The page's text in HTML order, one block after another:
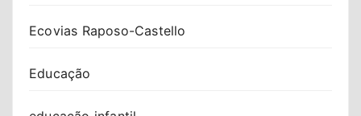
Ecovias Raposo-Castello
Educação